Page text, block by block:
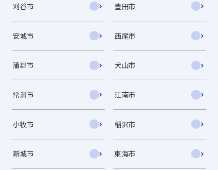
刈谷市 豊田市
安城市 西尾市
蒲郡市 犬山市
常滑市 江南市
小牧市 稲沢市
新城市 東海市